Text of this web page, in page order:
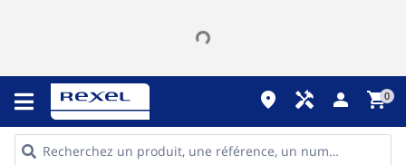
place handyman person shopping_cart0